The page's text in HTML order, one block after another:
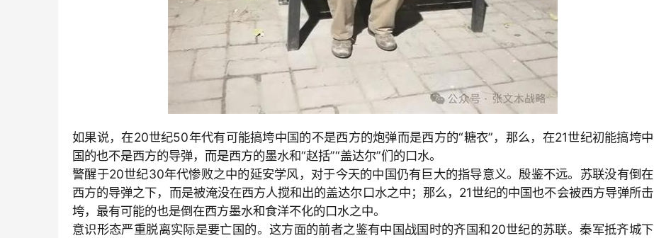
如果说，在20世纪50年代有可能搞垮中国的不是西方的炮弹而是西方的“糖衣”，那么，在21世纪初能搞垮中
国的也不是西方的导弹，而是西方的墨水和“赵括”“盖达尔”们的口水。
警醒于20世纪30年代惨败之中的延安学风，对于今天的中国仍有巨大的指导意义。殷鉴不远。苏联没有倒在
西方的导弹之下，而是被淹没在西方人搅和出的盖达尔口水之中；那么， 21世纪的中国也不会被西方导弹所击
垮，最有可能的也是倒在西方墨水和食洋不化的口水之中。
意识形态严重脱离实际是要亡国的。这方面的前者之鉴有中国战国时的齐国和20世纪的苏联。秦军抵齐城下